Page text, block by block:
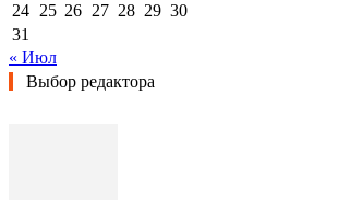
24 25 26 27 28 29 30
31
« Июл
Выбор редактора